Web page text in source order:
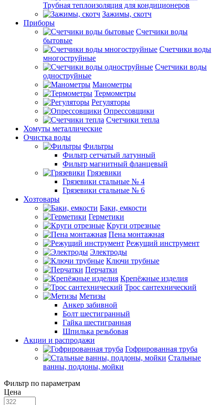
Трубная теплоизоляция для кондиционеров
Зажимы, скотч
Приборы
Счетчики воды
бытовые
Счетчики воды
многоструйные
Счетчики воды
одноструйные
Манометры
Термометры
Регуляторы
Опрессовщики
Счетчики тепла
Хомуты металлические
Очистка воды
Фильтры
Фильтр сетчатый латунный
Фильтр магнитный фланцевый
Грязевики
Грязевики стальные № 4
Грязевики стальные № 6
Хозтовары
Баки, емкости
Герметики
Круги отрезные
Пена монтажная
Режущий инструмент
Электроды
Ключи трубные
Перчатки
Крепёжные изделия
Трос сантехнический
Метизы
Анкер забивной
Болт шестигранный
Гайка шестигранная
Шпилька резьбовая
Акции и распродажи
Гофрированная труба
Стальные
ванны, поддоны, мойки
Фильтр по параметрам
Цена